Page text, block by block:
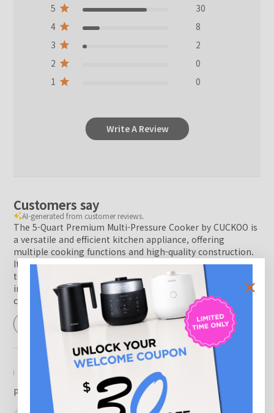
5
30
4
8
3
2
2
0
1
0
Write A Review
Customers say
AI-generated from customer reviews.
The 5-Quart Premium Multi-Pressure Cooker by CUCKOO is
a versatile and efficient kitchen appliance, offering
multiple cooking functions and high-quality construction.
It ensures perfectly cooked rice with its consistent cooking
technology and high pressure levels. The user-friendly
interface and premium accessories make it a reliable
choice for home cooks.
Read summary by topics
Search reviews
Popular topics